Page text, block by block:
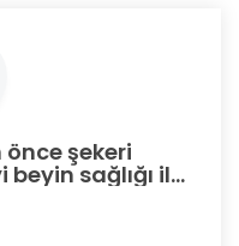
önce şekeri
beyin sağlığı ile